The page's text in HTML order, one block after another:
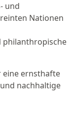
und
Nationen
philanthropische
eine ernsthafte
nachhaltige